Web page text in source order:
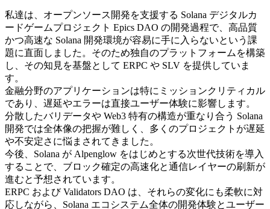
私達は、オープンソース開発を支援する Solana デジタルカ
ードゲームプロジェクト Epics DAO の開発過程で、高品質
かつ高速な Solana 開発環境が容易に手に入らないという課
題に直面しました。そのため独自のプラットフォームを構築
し、その知見を基盤として ERPC や SLV を提供していま
す。
金融分野のアプリケーションは特にミッションクリティカル
であり、遅延やエラーは直接ユーザー体験に影響します。
分散したバリデータや Web3 特有の構造が重なり合う Solana
開発では全体像の把握が難しく、多くのプロジェクトが遅延
や不安定さに悩まされてきました。
今後、Solana が Alpenglow をはじめとする次世代技術を導入
することで、ブロック確定の高速化と通信レイヤーの刷新が
進むと予想されています。
ERPC および Validators DAO は、それらの変化にも柔軟に対
応しながら、Solana エコシステム全体の開発体験とユーザー